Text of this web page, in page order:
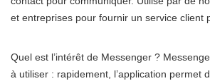
et entreprises pour fournir un service client
Quel est l’intérêt de Messenger ?
à utiliser : rapidement, l’application permet